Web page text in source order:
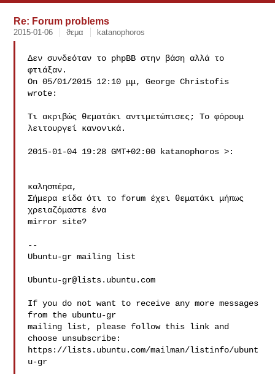
Re: Forum problems
2015-01-06 ϑεμα katanophoros
Δεν συνδεόταν το phpBB στην βάση αλλά το
φτιάξαν.
On 05/01/2015 12:10 μμ, George Christofis
wrote:
Τι ακριβώς θεματάκι αντιμετώπισες; Το φόρουμ
λειτουργεί κανονικά.
2015-01-04 19:28 GMT+02:00 katanophoros >:
καλησπέρα,
Σήμερα είδα ότι το forum έχει θεματάκι μήπως
χρειαζόμαστε ένα
mirror site?
--
Ubuntu-gr mailing list
Ubuntu-gr@lists.ubuntu.com
If you do not want to receive any more messages
from the ubuntu-gr
mailing list, please follow this link and
choose unsubscribe:
https://lists.ubuntu.com/mailman/listinfo/ubunt
u-gr